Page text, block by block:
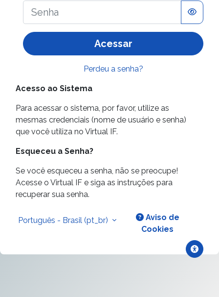
Acessar
Perdeu a senha?
Acesso ao Sistema
Para acessar o sistema, por favor, utilize as
mesmas credenciais (nome de usuário e senha)
que você utiliza no Virtual IF.
Esqueceu a Senha?
Se você esqueceu a senha, não se preocupe!
Acesse o Virtual IF e siga as instruções para
recuperar sua senha.
Português - Brasil ‎(pt_br)‎
Aviso de
Cookies